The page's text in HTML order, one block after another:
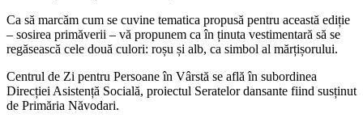
Ca să marcăm cum se cuvine tematica propusă pentru această ediție
– sosirea primăverii – vă propunem ca în ținuta vestimentară să se
regăsească cele două culori: roșu și alb, ca simbol al mărțișorului.
Centrul de Zi pentru Persoane în Vârstă se află în subordinea
Direcției Asistență Socială, proiectul Seratelor dansante fiind susținut
de Primăria Năvodari.